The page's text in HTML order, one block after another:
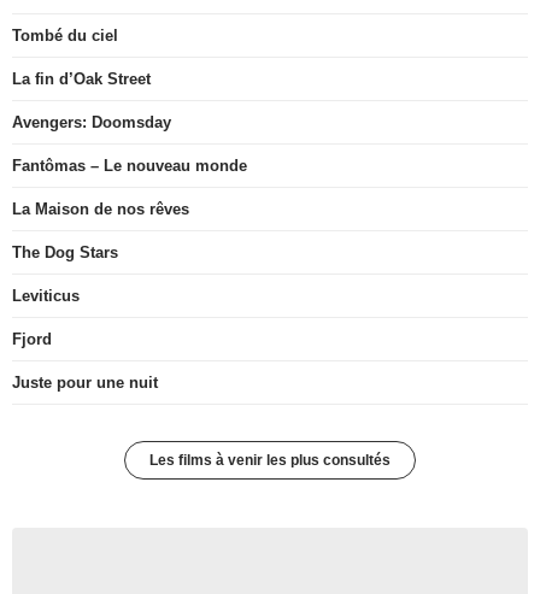
Tombé du ciel
La fin d’Oak Street
Avengers: Doomsday
Fantômas – Le nouveau monde
La Maison de nos rêves
The Dog Stars
Leviticus
Fjord
Juste pour une nuit
Les films à venir les plus consultés